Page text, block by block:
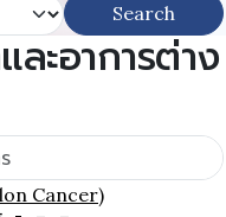
Search
ละอาการต่าง
Cancer)